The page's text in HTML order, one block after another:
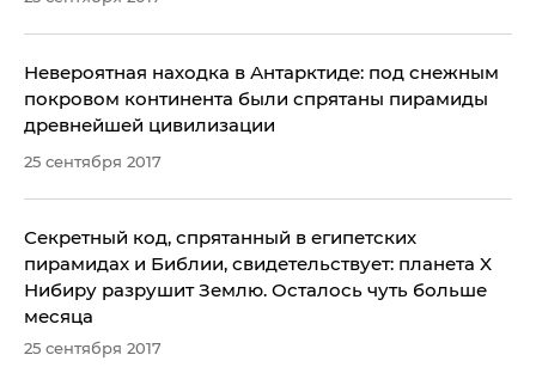
Невероятная находка в Антарктиде: под снежным
покровом континента были спрятаны пирамиды
древнейшей цивилизации
25 сентября 2017
Секретный код, спрятанный в египетских
пирамидах и Библии, свидетельствует: планета X
Нибиру разрушит Землю. Осталось чуть больше
месяца
25 сентября 2017